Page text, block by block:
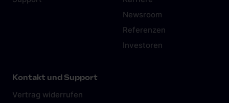
Newsroom
Referenzen
Investoren
Kontakt und Support
Vertrag widerrufen